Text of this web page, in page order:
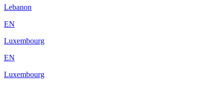
Lebanon
EN
Luxembourg
EN
Luxembourg